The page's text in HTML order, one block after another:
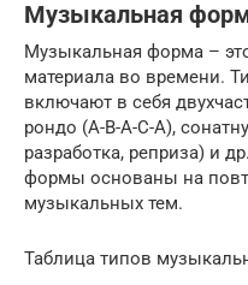
Музыкальная
Музыкальная форма –
материала во времени.
включают в себя
рондо (A-B-A-C-A),
разработка, реприза) и
формы основаны на
музыкальных тем.
Таблица типов